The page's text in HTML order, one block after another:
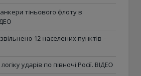
тіньового флоту в
12 населених пунктів –
ударів по півночі Росії. ВІДЕО